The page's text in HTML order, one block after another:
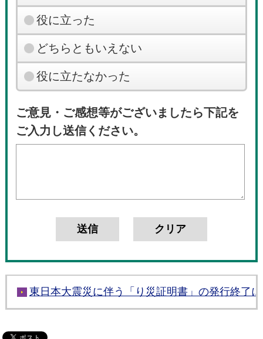
役に立った
どちらともいえない
役に立たなかった
ご意見・ご感想等がございましたら下記を
ご入力し送信ください。
東日本大震災に伴う「り災証明書」の発行終了